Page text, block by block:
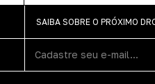
SAIBA SOBRE O PRÓXIMO